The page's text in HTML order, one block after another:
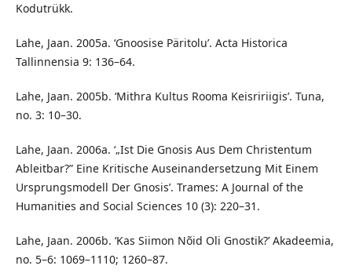
Kodutrükk.
Lahe, Jaan. 2005a. ‘Gnoosise Päritolu’. Acta Historica
Tallinnensia 9: 136–64.
Lahe, Jaan. 2005b. ‘Mithra Kultus Rooma Keisririigis’. Tuna,
no. 3: 10–30.
Lahe, Jaan. 2006a. ‘„Ist Die Gnosis Aus Dem Christentum
Ableitbar?” Eine Kritische Auseinandersetzung Mit Einem
Ursprungsmodell Der Gnosis’. Trames: A Journal of the
Humanities and Social Sciences 10 (3): 220–31.
Lahe, Jaan. 2006b. ‘Kas Siimon Nõid Oli Gnostik?’ Akadeemia,
no. 5–6: 1069–1110; 1260–87.